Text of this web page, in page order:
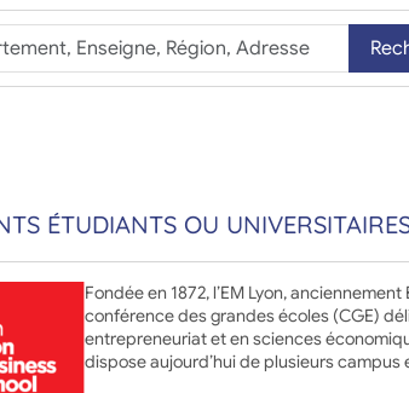
ÉTUDIANTS OU
Fondée en 1872, l’EM Lyon,
conférence des grandes écoles (CGE)
entrepreneuriat et en sciences
dispose aujourd’hui de plusieurs campus